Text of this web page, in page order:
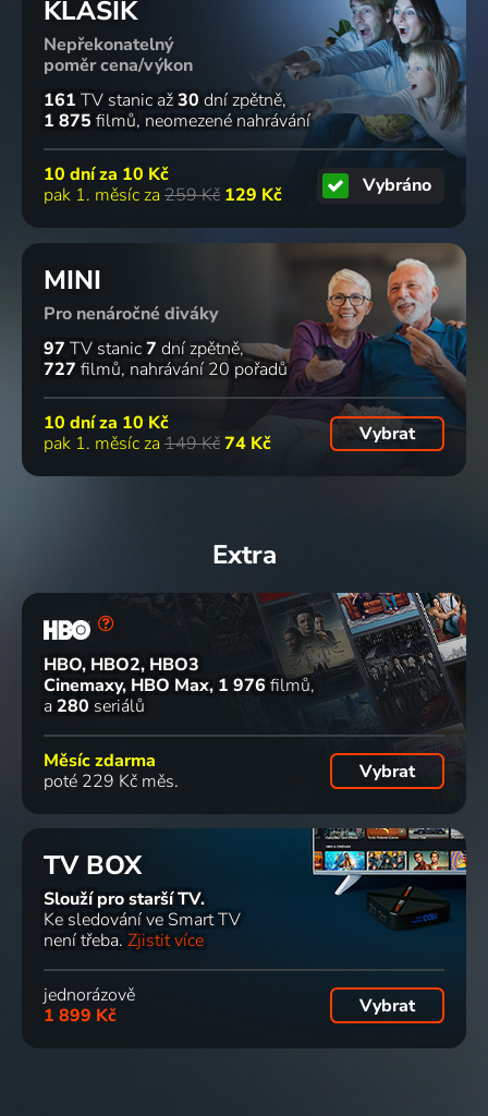
%
V zemi
primátů
2016 | USA | Příroda
Prokletý
bermudský
trojúhelník
2020 | USA | Příroda
Záchranáři
z města
Tajný život
vombatů
2016 | USA | Příroda
4 díly
Divocí
ptáci
Austrálie
2016 | USA | Příroda
2 díly
2016 | USA | Příroda
KLASIK
Nepřekonatelný
poměr cena/výkon
161 TV stanic až30 dní zpětně
1 875 filmů neomezené nahrávání
10 dní za 10 Kč
pak 1. měsíc za 259 Kč 129 Kč Vybráno
MINI
Pro nenáročné diváky
97 TV stanic7 dní zpětně
727 filmů nahrávání 20 pořadů
10 dní za 10 Kč
pak 1. měsíc za 149 Kč74 Kč Vybrat
Extra
HBO, HBO2, HBO3
Cinemaxy, HBO Max 1 976 filmů
a 280 seriálů
Měsíc zdarma
poté 229 Kč měs.
Vybrat
TV BOX
Slouží pro starší TV.
Ke sledování ve Smart TV
není třeba. Zjistit více
jednorázově
1 899 Kč
Vybrat